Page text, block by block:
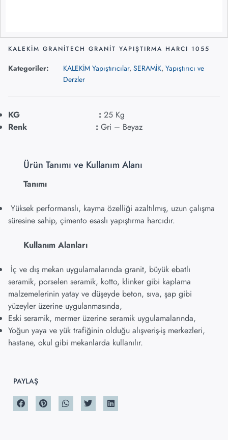
KALEKİM GRANİTECH GRANİT YAPIŞTIRMA HARCI 1055
Kategoriler: KALEKİM Yapıştırıcılar, SERAMİK, Yapıştırıcı ve
Derzler
KG : 25 Kg
Renk : Gri – Beyaz
Ürün Tanımı ve Kullanım Alanı
Tanımı
Yüksek performanslı, kayma özelliği azaltılmış, uzun çalışma
süresine sahip, çimento esaslı yapıştırma harcıdır.
Kullanım Alanları
İç ve dış mekan uygulamalarında granit, büyük ebatlı
seramik, porselen seramik, kotto, klinker gibi kaplama
malzemelerinin yatay ve düşeyde beton, sıva, şap gibi
yüzeyler üzerine uygulanmasında,
Eski seramik, mermer üzerine seramik uygulamalarında,
Yoğun yaya ve yük trafiğinin olduğu alışveriş-iş merkezleri,
hastane, okul gibi mekanlarda kullanılır.
PAYLAŞ